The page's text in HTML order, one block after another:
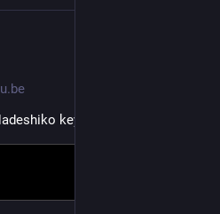
key cover in Japan